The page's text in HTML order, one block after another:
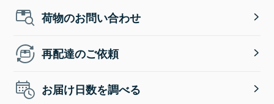
荷物のお問い合わせ
再配達のご依頼
お届け日数を調べる